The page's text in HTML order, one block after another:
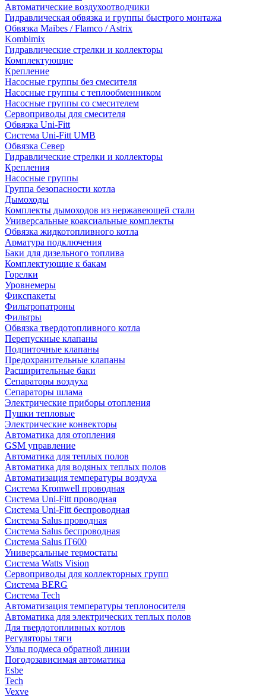
Автоматические воздухоотводчики
Гидравлическая обвязка и группы быстрого монтажа
Обвязка Maibes / Flamco / Astrix
Kombimix
Гидравлические стрелки и коллекторы
Комплектующие
Крепление
Насосные группы без смесителя
Насосные группы с теплообменником
Насосные группы со смесителем
Сервоприводы для смесителя
Обвязка Uni-Fitt
Система Uni-Fitt UMB
Обвязка Север
Гидравлические стрелки и коллекторы
Крепления
Насосные группы
Группа безопасности котла
Дымоходы
Комплекты дымоходов из нержавеющей стали
Универсальные коаксиальные комплекты
Обвязка жидкотопливного котла
Арматура подключения
Баки для дизельного топлива
Комплектующие к бакам
Горелки
Уровнемеры
Фикспакеты
Фильтропатроны
Фильтры
Обвязка твердотопливного котла
Перепускные клапаны
Подпиточные клапаны
Предохранительные клапаны
Расширительные баки
Сепараторы воздуха
Сепараторы шлама
Электрические приборы отопления
Пушки тепловые
Электрические конвекторы
Автоматика для отопления
GSM управление
Автоматика для теплых полов
Автоматика для водяных теплых полов
Автоматизация температуры воздуха
Система Kromwell проводная
Система Uni-Fitt проводная
Система Uni-Fitt беспроводная
Система Salus проводная
Система Salus беспроводная
Система Salus iT600
Универсальные термостаты
Система Watts Vision
Сервоприводы для коллекторных групп
Система BERG
Система Tech
Автоматизация температуры теплоносителя
Автоматика для электрических теплых полов
Для твердотопливных котлов
Регуляторы тяги
Узлы подмеса обратной линии
Погодозависимая автоматика
Esbe
Tech
Vexve